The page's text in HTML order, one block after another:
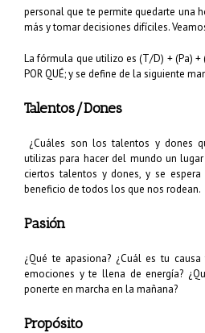
personal que te permite quedarte una
más y tomar decisiones difíciles.
La fórmula que utilizo es (T/D) + (Pa) +
POR QUÉ; y se define de la siguiente
Talentos/Dones
¿Cuáles son los talentos y dones
utilizas para hacer del mundo un
ciertos talentos y dones, y se
beneficio de todos los que nos rodean.
Pasión
¿Qué te apasiona? ¿Cuál es tu
emociones y te llena de energía?
ponerte en marcha en la mañana?
Propósito